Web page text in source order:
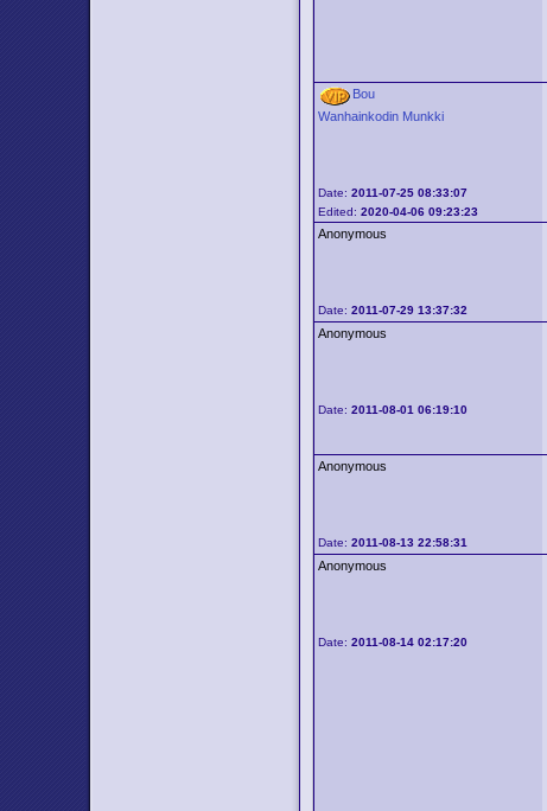
Bou
Wanhainkodin Munkki
Date:2011-07-25 08:33:07
Edited:2020-04-06 09:23:23
Anonymous
Date:2011-07-29 13:37:32
Anonymous
Date:2011-08-01 06:19:10
Anonymous
Date:2011-08-13 22:58:31
Anonymous
Date:2011-08-14 02:17:20